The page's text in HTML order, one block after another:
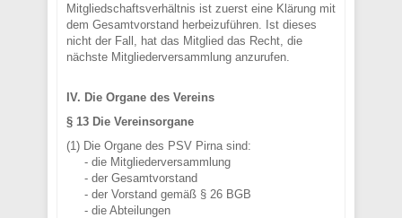
Mitgliedschaftsverhältnis ist zuerst eine Klärung mit
dem Gesamtvorstand herbeizuführen. Ist dieses
nicht der Fall, hat das Mitglied das Recht, die
nächste Mitgliederversammlung anzurufen.
IV. Die Organe des Vereins
§ 13 Die Vereinsorgane
(1) Die Organe des PSV Pirna sind:
- die Mitgliederversammlung
- der Gesamtvorstand
- der Vorstand gemäß § 26 BGB
- die Abteilungen